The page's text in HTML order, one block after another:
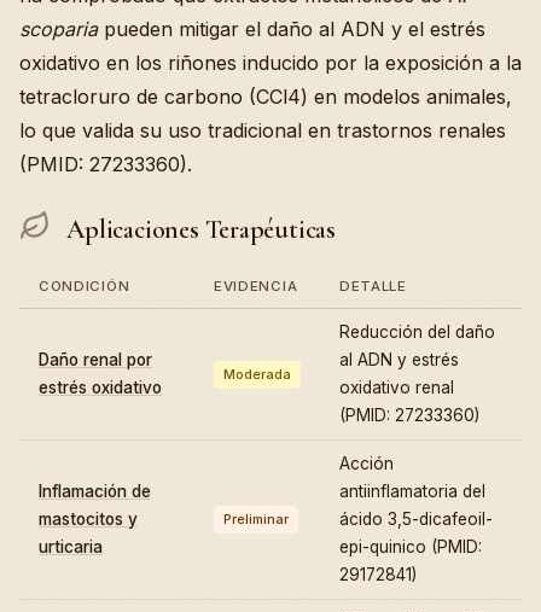
scopariapueden mitigar el daño al ADN y el estrés
oxidativo en los riñones inducido por la exposición a la
tetracloruro de carbono (CCl4) en modelos animales,
lo que valida su uso tradicional en trastornos renales
(PMID: 27233360).
Aplicaciones Terapéuticas
CONDICIÓN EVIDENCIA DETALLE
Daño renal por
estrés oxidativo
Moderada
Reducción del daño
al ADN y estrés
oxidativo renal
(PMID: 27233360)
Inflamación de
mastocitos y
urticaria
Preliminar
Acción
antiinflamatoria del
ácido 3,5-dicafeoil-
epi-quinico (PMID:
29172841)